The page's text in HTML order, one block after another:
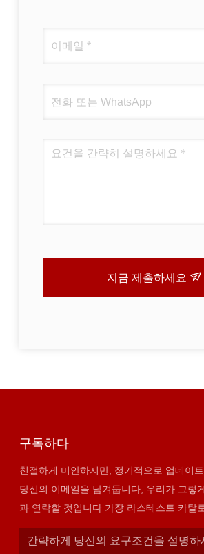
지금 제출하세요
구독하다
친절하게 미안하지만, 정기적으로 업데이
당신의 이메일을 남겨둡니다, 우리가 그렇
과 연락할 것입니다 가장 라스테